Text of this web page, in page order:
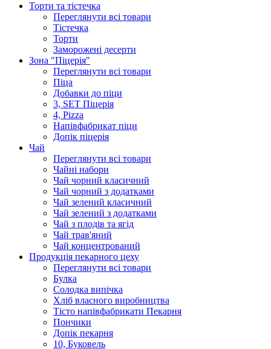
Торти та тістечка
Переглянути всі товари
Тістечка
Торти
Заморожені десерти
Зона "Піцерія"
Переглянути всі товари
Піца
Добавки до піци
3, SET Піцерія
4, Pizza
Напівфабрикат піци
Допік піцерія
Чай
Переглянути всі товари
Чайні набори
Чай чорний класичний
Чай чорний з додатками
Чай зелений класичний
Чай зелений з додатками
Чай з плодів та ягід
Чай трав'яний
Чай концентрований
Продукцiя пекарного цеху
Переглянути всі товари
Булка
Солодка випiчка
Хлiб власного виробництва
Тiсто напiвфабрикати Пекарня
Пончики
Допік пекарня
10, Буковель